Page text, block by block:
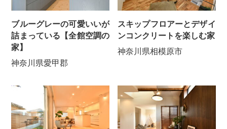
ブルーグレーの可愛いいが
詰まっている【全館空調の
家】
神奈川県愛甲郡
スキップフロアーとデザイ
ンコンクリートを楽しむ家
神奈川県相模原市